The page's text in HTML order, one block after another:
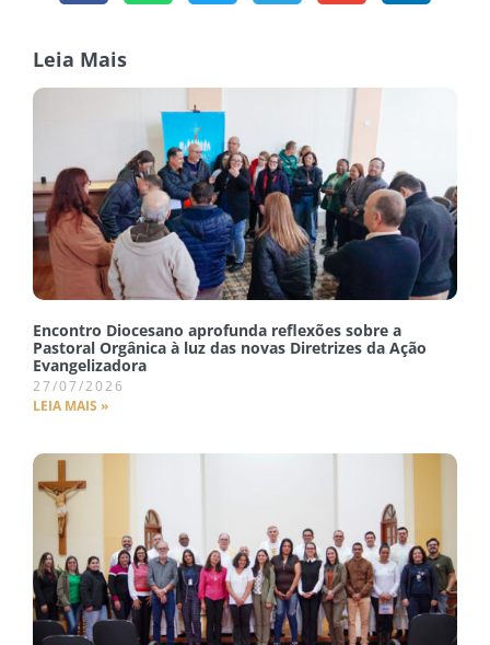
Leia Mais
Encontro Diocesano aprofunda reflexões sobre a
Pastoral Orgânica à luz das novas Diretrizes da Ação
Evangelizadora
27/07/2026
LEIA MAIS »